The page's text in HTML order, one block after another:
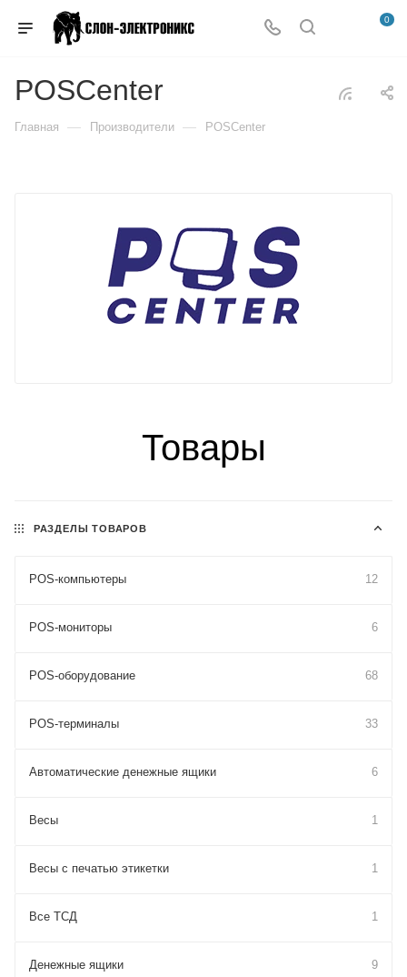
0
POSCenter
Главная — Производители — POSCenter
Товары
РАЗДЕЛЫ ТОВАРОВ
POS-компьютеры 12
POS-мониторы 6
POS-оборудование 68
POS-терминалы 33
Автоматические денежные ящики 6
Весы 1
Весы с печатью этикетки 1
Все ТСД 1
Денежные ящики 9